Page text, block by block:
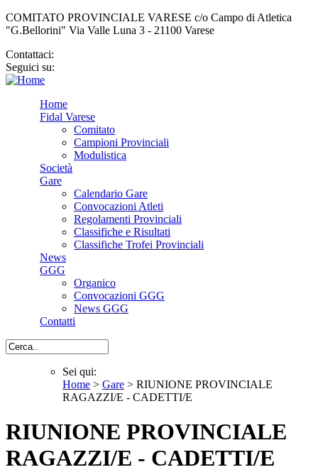
COMITATO PROVINCIALE VARESE c/o Campo di Atletica
"G.Bellorini" Via Valle Luna 3 - 21100 Varese
Contattaci:
Seguici su:
Home
Fidal Varese
Comitato
Campioni Provinciali
Modulistica
Società
Gare
Calendario Gare
Convocazioni Atleti
Regolamenti Provinciali
Classifiche e Risultati
Classifiche Trofei Provinciali
News
GGG
Organico
Convocazioni GGG
News GGG
Contatti
Cerca
Sei qui
Sei qui:
Home > Gare > RIUNIONE PROVINCIALE
RAGAZZI/E - CADETTI/E
RIUNIONE PROVINCIALE
RAGAZZI/E - CADETTI/E